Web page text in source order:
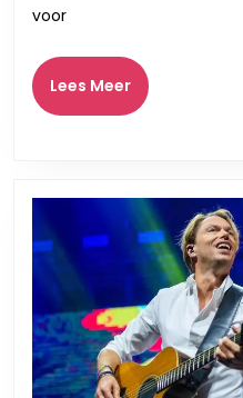
voor
Lees MeerLees
Meer